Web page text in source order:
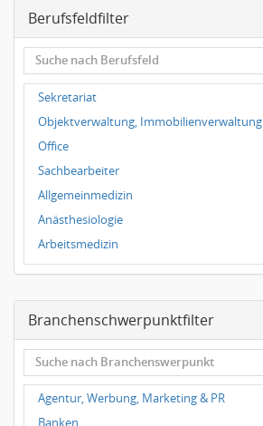
Leipzig
Dortmund
Wuppertal
Hallbergmoos
Würzburg
Grünwald
Ulm
Bielefeld
Hannover
Duisburg
Berufsfeldfilter
Sekretariat
Objektverwaltung, Immobilienverwaltung
Office
Sachbearbeiter
Allgemeinmedizin
Anästhesiologie
Arbeitsmedizin
Augenheilkunde
Frauenheilkunde, Geburtshilfe
Hals-Nasen-Ohrenheilkunde
Hautkrankheiten, Geschlechtskrankheiten
Hygienemedizin, Umweltmedizin
Innere Medizin
Branchenschwerpunktfilter
Agentur, Werbung, Marketing & PR